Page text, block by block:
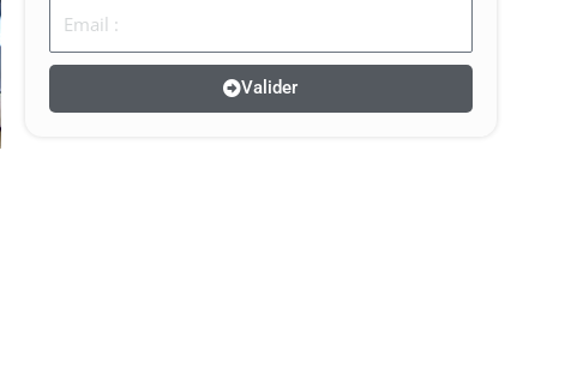
Email
Valider